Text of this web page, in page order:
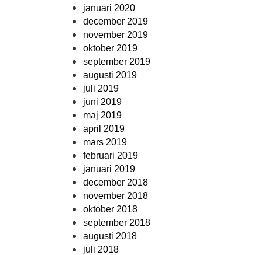
januari 2020
december 2019
november 2019
oktober 2019
september 2019
augusti 2019
juli 2019
juni 2019
maj 2019
april 2019
mars 2019
februari 2019
januari 2019
december 2018
november 2018
oktober 2018
september 2018
augusti 2018
juli 2018